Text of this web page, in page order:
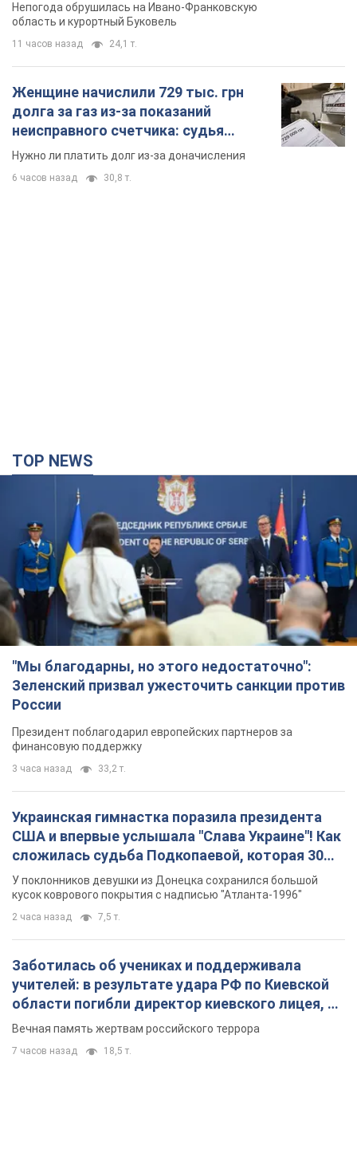
Непогода обрушилась на Ивано-Франковскую
область и курортный Буковель
11 часов назад 24,1 т.
Женщине начислили 729 тыс. грн
долга за газ из-за показаний
неисправного счетчика: судья
вынес неожиданное решение
Нужно ли платить долг из-за доначисления
6 часов назад 30,8 т.
TOP NEWS
"Мы благодарны, но этого недостаточно":
Зеленский призвал ужесточить санкции против
России
Президент поблагодарил европейских партнеров за
финансовую поддержку
3 часа назад 33,2 т.
Украинская гимнастка поразила президента
США и впервые услышала "Слава Украине"! Как
сложилась судьба Подкопаевой, которая 30
лет назад завоевала "золото" Олимпиады
У поклонников девушки из Донецка сохранился большой
кусок коврового покрытия с надписью "Атланта-1996"
2 часа назад 7,5 т.
Заботилась об учениках и поддерживала
учителей: в результате удара РФ по Киевской
области погибли директор киевского лицея, её
муж и внук
Вечная память жертвам российского террора
7 часов назад 18,5 т.